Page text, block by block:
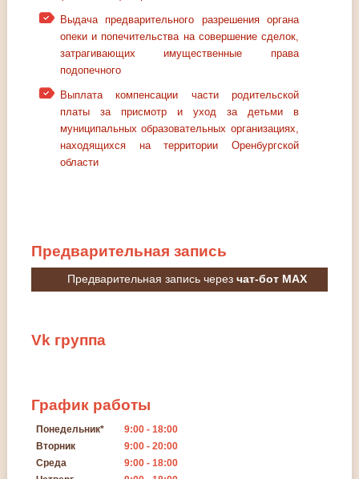
Выдача предварительного разрешения органа
опеки и попечительства на совершение сделок,
затрагивающих имущественные права
подопечного
Выплата компенсации части родительской
платы за присмотр и уход за детьми в
муниципальных образовательных организациях,
находящихся на территории Оренбургской
области
Предварительная запись
Предварительная запись черезчат-бот MAX
Vk группа
График работы
Понедельник*
9:00 - 18:00
Вторник
9:00 - 20:00
Среда
9:00 - 18:00